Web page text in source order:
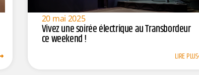
20 mai 2025
Vivez une soirée électrique au Transbordeur
ce weekend !
LIRE PLUS